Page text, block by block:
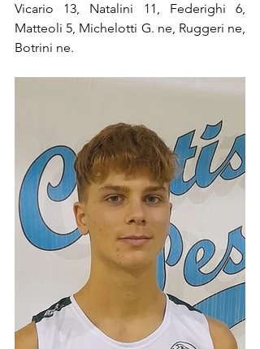
Vicario 13, Natalini 11, Federighi 6,
Matteoli 5, Michelotti G. ne, Ruggeri ne,
Botrini ne.